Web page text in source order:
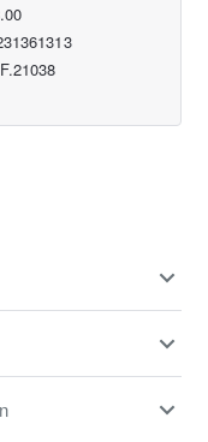
F.21038